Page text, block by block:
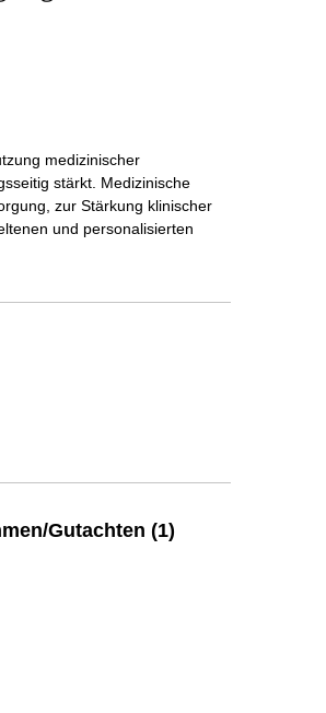
medizinischer
stärkt. Medizinische
zur Stärkung klinischer
und personalisierten
Gutachten (1)